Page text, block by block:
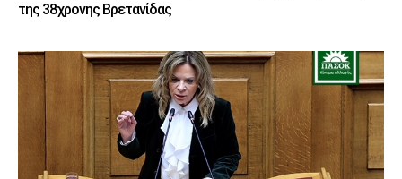
της 38χρονης Βρετανίδας